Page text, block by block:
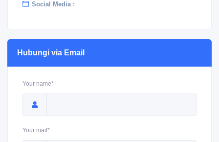
Social Media :
Hubungi via Email
Your name*
Your mail*